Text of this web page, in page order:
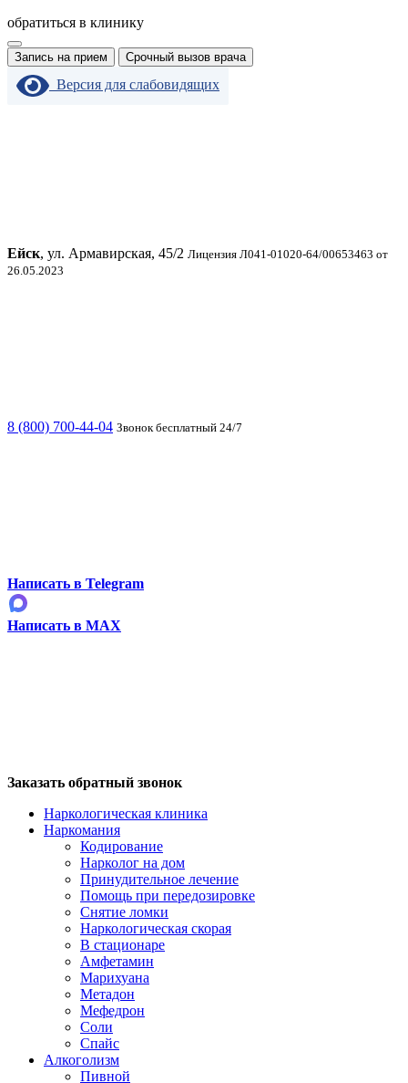
обратиться в клинику
Запись на прием Срочный вызов врача
Версия для слабовидящих
Ейск, ул. Армавирская, 45/2 Лицензия Л041-01020-64/00653463 от
26.05.2023
8 (800) 700-44-04 Звонок бесплатный 24/7
Написать в Telegram
Написать в MAX
Заказать обратный звонок
Наркологическая клиника
Наркомания
Кодирование
Нарколог на дом
Принудительное лечение
Помощь при передозировке
Снятие ломки
Наркологическая скорая
В стационаре
Амфетамин
Марихуана
Метадон
Мефедрон
Соли
Спайс
Алкоголизм
Пивной